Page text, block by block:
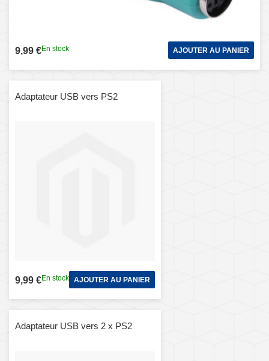
9,99 €En stock AJOUTER AU PANIER
Adaptateur USB vers PS2
9,99 €En stock AJOUTER AU PANIER
Adaptateur USB vers 2 x PS2